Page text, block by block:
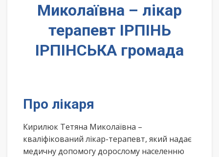
Миколаївна – лікар
терапевт ІРПІНЬ
ІРПІНСЬКА громада
Про лікаря
Кирилюк Тетяна Миколаївна –
кваліфікований лікар-терапевт, який надає
медичну допомогу дорослому населенню